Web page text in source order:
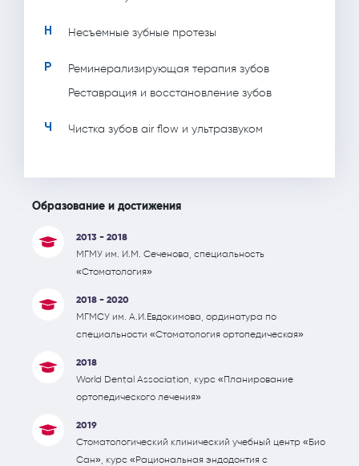
Н Несъемные зубные протезы
Р
Реминерализирующая терапия зубов
Реставрация и восстановление зубов
Ч Чистка зубов air flow и ультразвуком
Образование и достижения
2013 - 2018
МГМУ им. И.М. Сеченова, специальность
«Стоматология»
2018 - 2020
МГМСУ им. А.И.Евдокимова, ординатура по
специальности «Стоматология ортопедическая»
2018
World Dental Association, курс «Планирование
ортопедического лечения»
2019
Стоматологический клинический учебный центр «Био
Сан», курс «Рациональная эндодонтия с